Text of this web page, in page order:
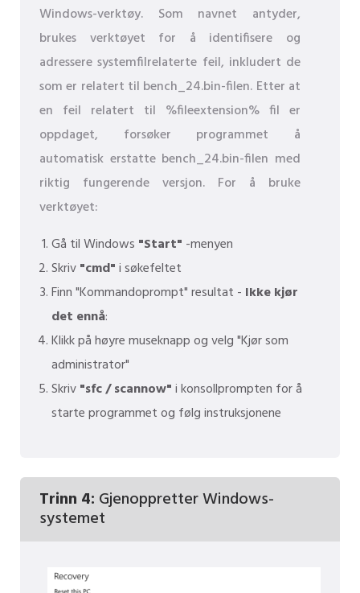
Windows-verktøy. Som navnet antyder,
brukes verktøyet for å identifisere og
adressere systemfilrelaterte feil, inkludert de
som er relatert til bench_24.bin-filen. Etter at
en feil relatert til %fileextension% fil er
oppdaget, forsøker programmet å
automatisk erstatte bench_24.bin-filen med
riktig fungerende versjon. For å bruke
verktøyet:
Gå til Windows "Start" -menyen
Skriv"cmd"i søkefeltet
Finn "Kommandoprompt" resultat - Ikke kjør
det ennå:
Klikk på høyre museknapp og velg "Kjør som
administrator"
Skriv"sfc / scannow"i konsollprompten for å
starte programmet og følg instruksjonene
Trinn 4: Gjenoppretter Windows-
systemet